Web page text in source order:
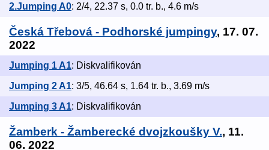
2.Jumping A0: 2/4, 22.37 s, 0.0 tr. b., 4.6 m/s
Česká Třebová - Podhorské jumpingy, 17. 07.
2022
Jumping 1 A1: Diskvalifikován
Jumping 2 A1: 3/5, 46.64 s, 1.64 tr. b., 3.69 m/s
Jumping 3 A1: Diskvalifikován
Žamberk - Žamberecké dvojzkoušky V., 11.
06. 2022